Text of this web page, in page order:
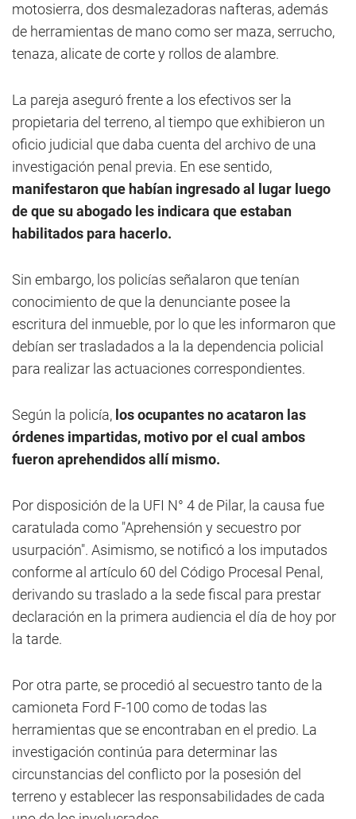
motosierra, dos desmalezadoras nafteras, además
de herramientas de mano como ser maza, serrucho,
tenaza, alicate de corte y rollos de alambre.
La pareja aseguró frente a los efectivos ser la
propietaria del terreno, al tiempo que exhibieron un
oficio judicial que daba cuenta del archivo de una
investigación penal previa. En ese sentido,
manifestaron que habían ingresado al lugar luego
de que su abogado les indicara que estaban
habilitados para hacerlo.
Sin embargo, los policías señalaron que tenían
conocimiento de que la denunciante posee la
escritura del inmueble, por lo que les informaron que
debían ser trasladados a la la dependencia policial
para realizar las actuaciones correspondientes.
Según la policía, los ocupantes no acataron las
órdenes impartidas, motivo por el cual ambos
fueron aprehendidos allí mismo.
Por disposición de la UFI N° 4 de Pilar, la causa fue
caratulada como "Aprehensión y secuestro por
usurpación". Asimismo, se notificó a los imputados
conforme al artículo 60 del Código Procesal Penal,
derivando su traslado a la sede fiscal para prestar
declaración en la primera audiencia el día de hoy por
la tarde.
Por otra parte, se procedió al secuestro tanto de la
camioneta Ford F-100 como de todas las
herramientas que se encontraban en el predio. La
investigación continúa para determinar las
circunstancias del conflicto por la posesión del
terreno y establecer las responsabilidades de cada